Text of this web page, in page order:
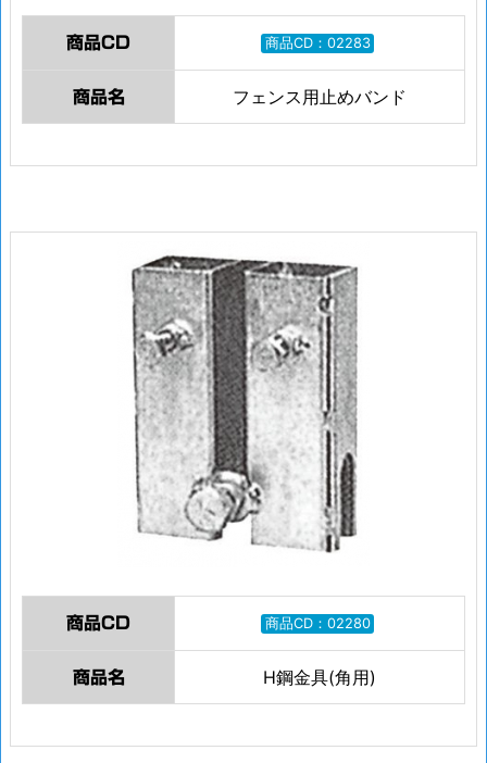
商品CD 商品CD：02283
商品名 フェンス用止めバンド
商品CD 商品CD：02280
商品名 H鋼金具(角用)